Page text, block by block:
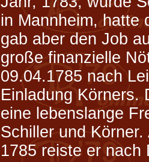
in Mannheim, hatte
gab aber den Job
große finanzielle
09.04.1785 nach
Einladung Körners.
eine lebenslange
Schiller und
1785 reiste er nach